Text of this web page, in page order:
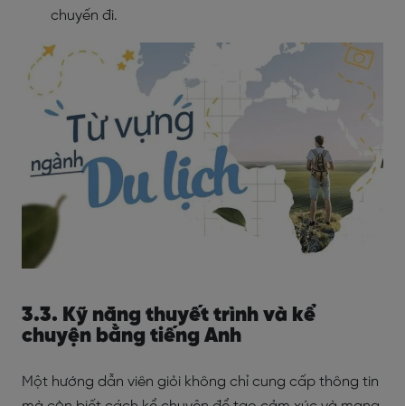
chuyến đi.
3.3. Kỹ năng thuyết trình và kể
chuyện bằng tiếng Anh
Một hướng dẫn viên giỏi không chỉ cung cấp thông tin